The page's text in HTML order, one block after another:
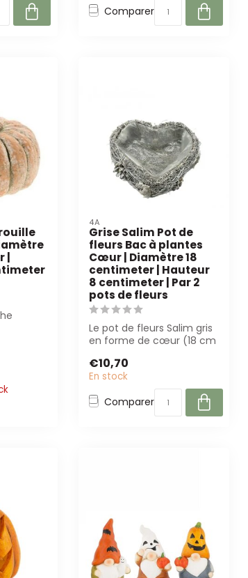
Comparer
4A
Grise Salim Pot de
fleurs Bac à plantes
Cœur | Diamètre 18
centimeter | Hauteur
8 centimeter | Par 2
pots de fleurs
Le pot de fleurs Salim gris
en forme de cœur (18 cm
hauteur...
€10,70
En stock
Comparer